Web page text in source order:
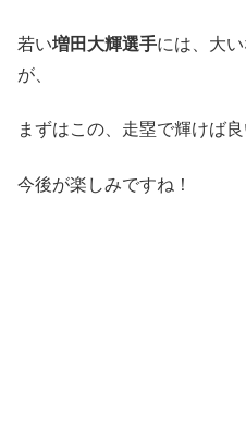
若い増田大輝選手には、大
が、
まずはこの、走塁で輝けば
今後が楽しみですね！